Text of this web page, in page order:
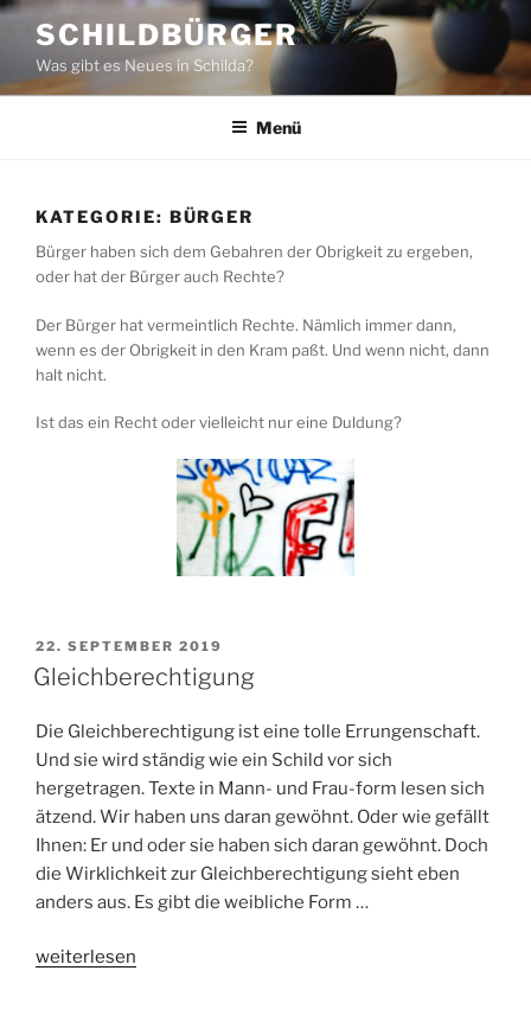
Zum
Inhalt
springen
SCHILDBÜRGER
Was gibt es Neues in Schilda?
Menü
KATEGORIE: BÜRGER
Bürger haben sich dem Gebahren der Obrigkeit zu ergeben,
oder hat der Bürger auch Rechte?
Der Bürger hat vermeintlich Rechte. Nämlich immer dann,
wenn es der Obrigkeit in den Kram paßt. Und wenn nicht, dann
halt nicht.
Ist das ein Recht oder vielleicht nur eine Duldung?
VERÖFFENTLICHT
AM
22. SEPTEMBER 2019
Gleichberechtigung
Die Gleichberechtigung ist eine tolle Errungenschaft.
Und sie wird ständig wie ein Schild vor sich
hergetragen. Texte in Mann- und Frau-form lesen sich
ätzend. Wir haben uns daran gewöhnt. Oder wie gefällt
Ihnen: Er und oder sie haben sich daran gewöhnt. Doch
die Wirklichkeit zur Gleichberechtigung sieht eben
anders aus. Es gibt die weibliche Form …
„Gleichberechtigung“
weiterlesen